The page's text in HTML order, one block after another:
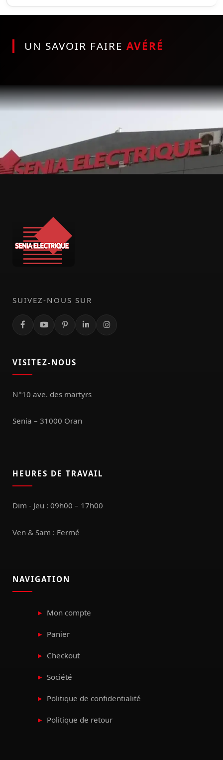
UN SAVOIR FAIRE AVÉRÉ
SUIVEZ-NOUS SUR
VISITEZ-NOUS
N°10 ave. des martyrs
Senia – 31000 Oran
HEURES DE TRAVAIL
Dim - Jeu : 09h00 – 17h00
Ven & Sam : Fermé
NAVIGATION
Mon compte
Panier
Checkout
Société
Politique de confidentialité
Politique de retour